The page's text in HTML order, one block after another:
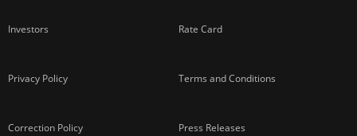
Investors Rate Card
Privacy Policy Terms and Conditions
Correction Policy Press Releases